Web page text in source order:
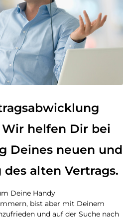
helfen Dir bei
Deines neuen und
alten Vertrags.
Deine Handy
bist aber mit Deinem
und auf der Suche nach